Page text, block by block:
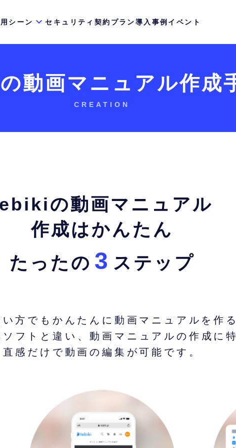
シーン セキュリティ 契約プラン導入事例 イベント
動画マニュアル作成
CREATION
の動画マニュアル
作成はかんたん
たったの 3 ステップ
方でもかんたんに動画マニュアルを作
フトと違い、動画マニュアルの作成に
直感だけで動画の編集が可能です。